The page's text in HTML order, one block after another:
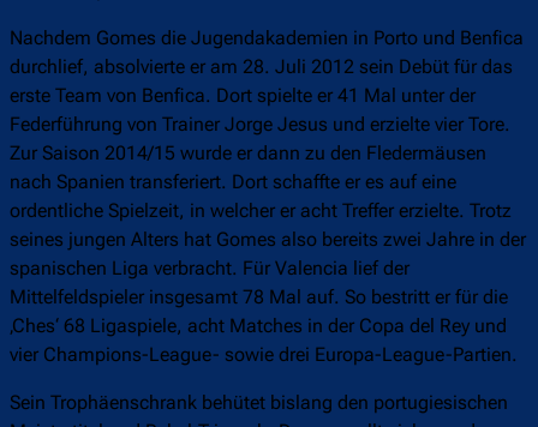
Nachdem Gomes die Jugendakademien in Porto und Benfica
durchlief, absolvierte er am 28. Juli 2012 sein Debüt für das
erste Team von Benfica. Dort spielte er 41 Mal unter der
Federführung von Trainer Jorge Jesus und erzielte vier Tore.
Zur Saison 2014/15 wurde er dann zu den Fledermäusen
nach Spanien transferiert. Dort schaffte er es auf eine
ordentliche Spielzeit, in welcher er acht Treffer erzielte. Trotz
seines jungen Alters hat Gomes also bereits zwei Jahre in der
spanischen Liga verbracht. Für Valencia lief der
Mittelfeldspieler insgesamt 78 Mal auf. So bestritt er für die
‚Ches‘ 68 Ligaspiele, acht Matches in der Copa del Rey und
vier Champions-League- sowie drei Europa-League-Partien.
Sein Trophäenschrank behütet bislang den portugiesischen